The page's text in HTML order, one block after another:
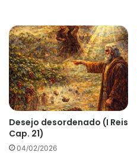
Desejo desordenado (I Reis
Cap. 21)
04/02/2026